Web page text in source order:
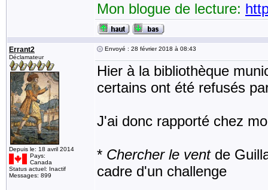
Mon blogue de lecture:
Errant2
Déclamateur
Depuis le: 18 avril 2014
Pays:
Canada
Status actuel: Inactif
Messages: 899
Envoyé : 28 février 2018 à 08:43
Hier à la bibliothèque
certains ont été refusés
J'ai donc rapporté chez
* Chercher le ventde
cadre d'un challenge